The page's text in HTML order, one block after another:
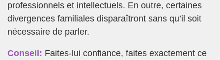
professionnels et intellectuels. En outre, certaines
divergences familiales disparaîtront sans qu’il soit
nécessaire de parler.
Conseil: Faites-lui confiance, faites exactement ce